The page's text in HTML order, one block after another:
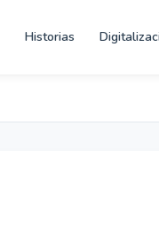
Historias